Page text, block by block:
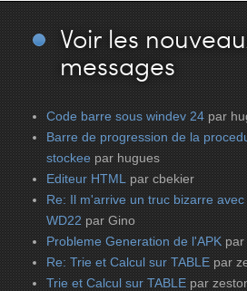
Voir les
messages
Code barre sous windev 24 par
Barre de progression de la
stockee par hugues
Editeur HTML par cbekier
Re: Il m'arrive un truc bizarre
WD22 par Gino
Probleme Generation de l'APK par
Re: Trie et Calcul sur TABLE par
Trie et Calcul sur TABLE par